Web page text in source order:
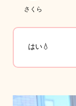
さくら
はい💧